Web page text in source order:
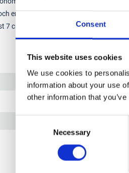
Consent
This website uses cookies
We use cookies to
information about your use
other information that
Necessary
enkelt tända grillen. Motoreffekt
7 cm rund sköld.
28-